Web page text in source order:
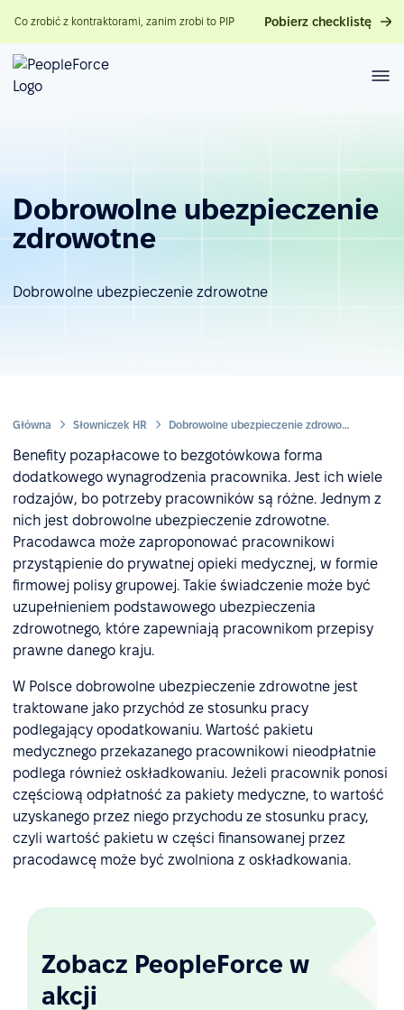
Co zrobić z kontraktorami, zanim zrobi to PIP Pobierz checklistę
Dobrowolne ubezpieczenie
zdrowotne
Dobrowolne ubezpieczenie zdrowotne
Główna Słowniczek HR Dobrowolne ubezpieczenie zdrowotne
Benefity pozapłacowe to bezgotówkowa forma
dodatkowego wynagrodzenia pracownika. Jest ich wiele
rodzajów, bo potrzeby pracowników są różne. Jednym z
nich jest dobrowolne ubezpieczenie zdrowotne.
Pracodawca może zaproponować pracownikowi
przystąpienie do prywatnej opieki medycznej, w formie
firmowej polisy grupowej. Takie świadczenie może być
uzupełnieniem podstawowego ubezpieczenia
zdrowotnego, które zapewniają pracownikom przepisy
prawne danego kraju.
W Polsce dobrowolne ubezpieczenie zdrowotne jest
traktowane jako przychód ze stosunku pracy
podlegający opodatkowaniu. Wartość pakietu
medycznego przekazanego pracownikowi nieodpłatnie
podlega również oskładkowaniu. Jeżeli pracownik ponosi
częściową odpłatność za pakiety medyczne, to wartość
uzyskanego przez niego przychodu ze stosunku pracy,
czyli wartość pakietu w części finansowanej przez
pracodawcę może być zwolniona z oskładkowania.
Zobacz PeopleForce w
akcji